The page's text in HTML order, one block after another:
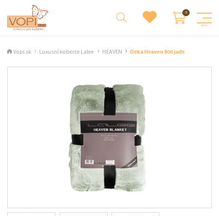
Vopi.sk Luxusní koberce Lalee HEAVEN Deka Heaven 800 jade